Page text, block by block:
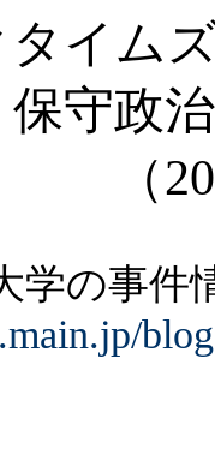
イム
守政
（
学の事